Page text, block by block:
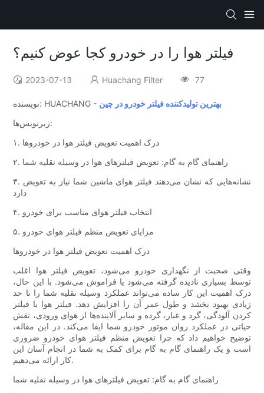
فیلتر هوا را در خودرو کجا عوض کنیم؟
2023-07-13 Huachang Filter 77
نویسنده: HUACHANG - بهترین تولیدکننده فیلتر خودرو در چین
زیرنویس‌ها:
۱. درک اهمیت تعویض فیلتر هوا در خودروها
۲. راهنمای گام به گام: تعویض فیلترهای هوا در وسیله نقلیه شما
۳. نشانه‌هایی که نشان می‌دهند فیلتر هوای ماشین شما نیاز به تعویض
دارد
۴. انتخاب فیلتر هوای مناسب برای خودرو
۵. مزایای تعویض منظم فیلتر هوای خودرو
درک اهمیت تعویض فیلتر هوا در خودروها
وقتی صحبت از نگهداری خودرو می‌شود، تعویض فیلتر هوا اغلب
توسط بسیاری نادیده گرفته می‌شود یا فراموش می‌شود. با این حال،
درک اهمیت این کار ساده می‌تواند عملکرد وسیله نقلیه شما را تا حد
زیادی بهبود بخشد و طول عمر آن را افزایش دهد. فیلتر هوا با فیلتر
کردن آلودگی، گرد و غبار، گرده و سایر آلاینده‌ها از هوای ورودی، نقش
حیاتی در عملکرد روان موتور خودرو شما ایفا می‌کند. در این مقاله،
توضیح خواهیم داد که چرا تعویض منظم فیلتر هوای خودرو ضروری
است و یک راهنمای گام به گام برای کمک به شما در انجام آسان این
کار ارائه می‌دهیم.
راهنمای گام به گام: تعویض فیلترهای هوا در وسیله نقلیه شما